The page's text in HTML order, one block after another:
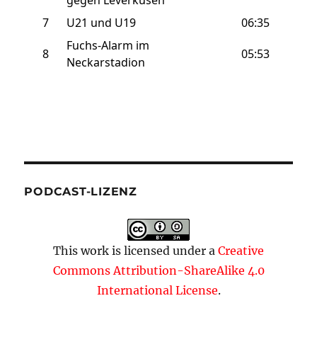
PODCAST-LIZENZ
This work is licensed under a Creative
Commons Attribution-ShareAlike 4.0
International License.